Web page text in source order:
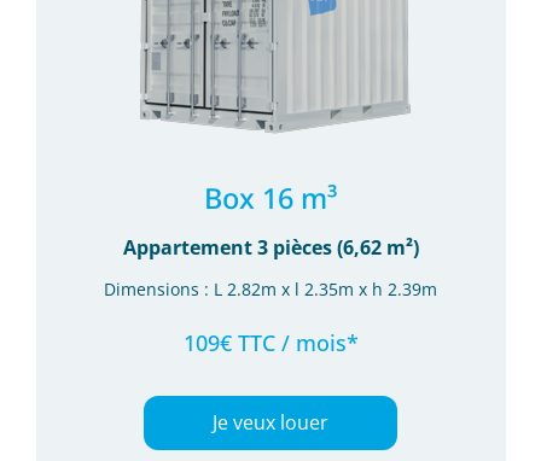
Box 16 m³
Appartement 3 pièces (6,62 m²)
Dimensions : L 2.82m x l 2.35m x h 2.39m
109€ TTC / mois*
Je veux louer